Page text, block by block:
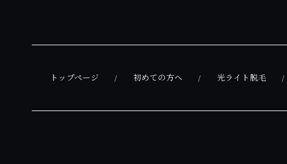
トップページ 初めての方へ 光ライト脱毛